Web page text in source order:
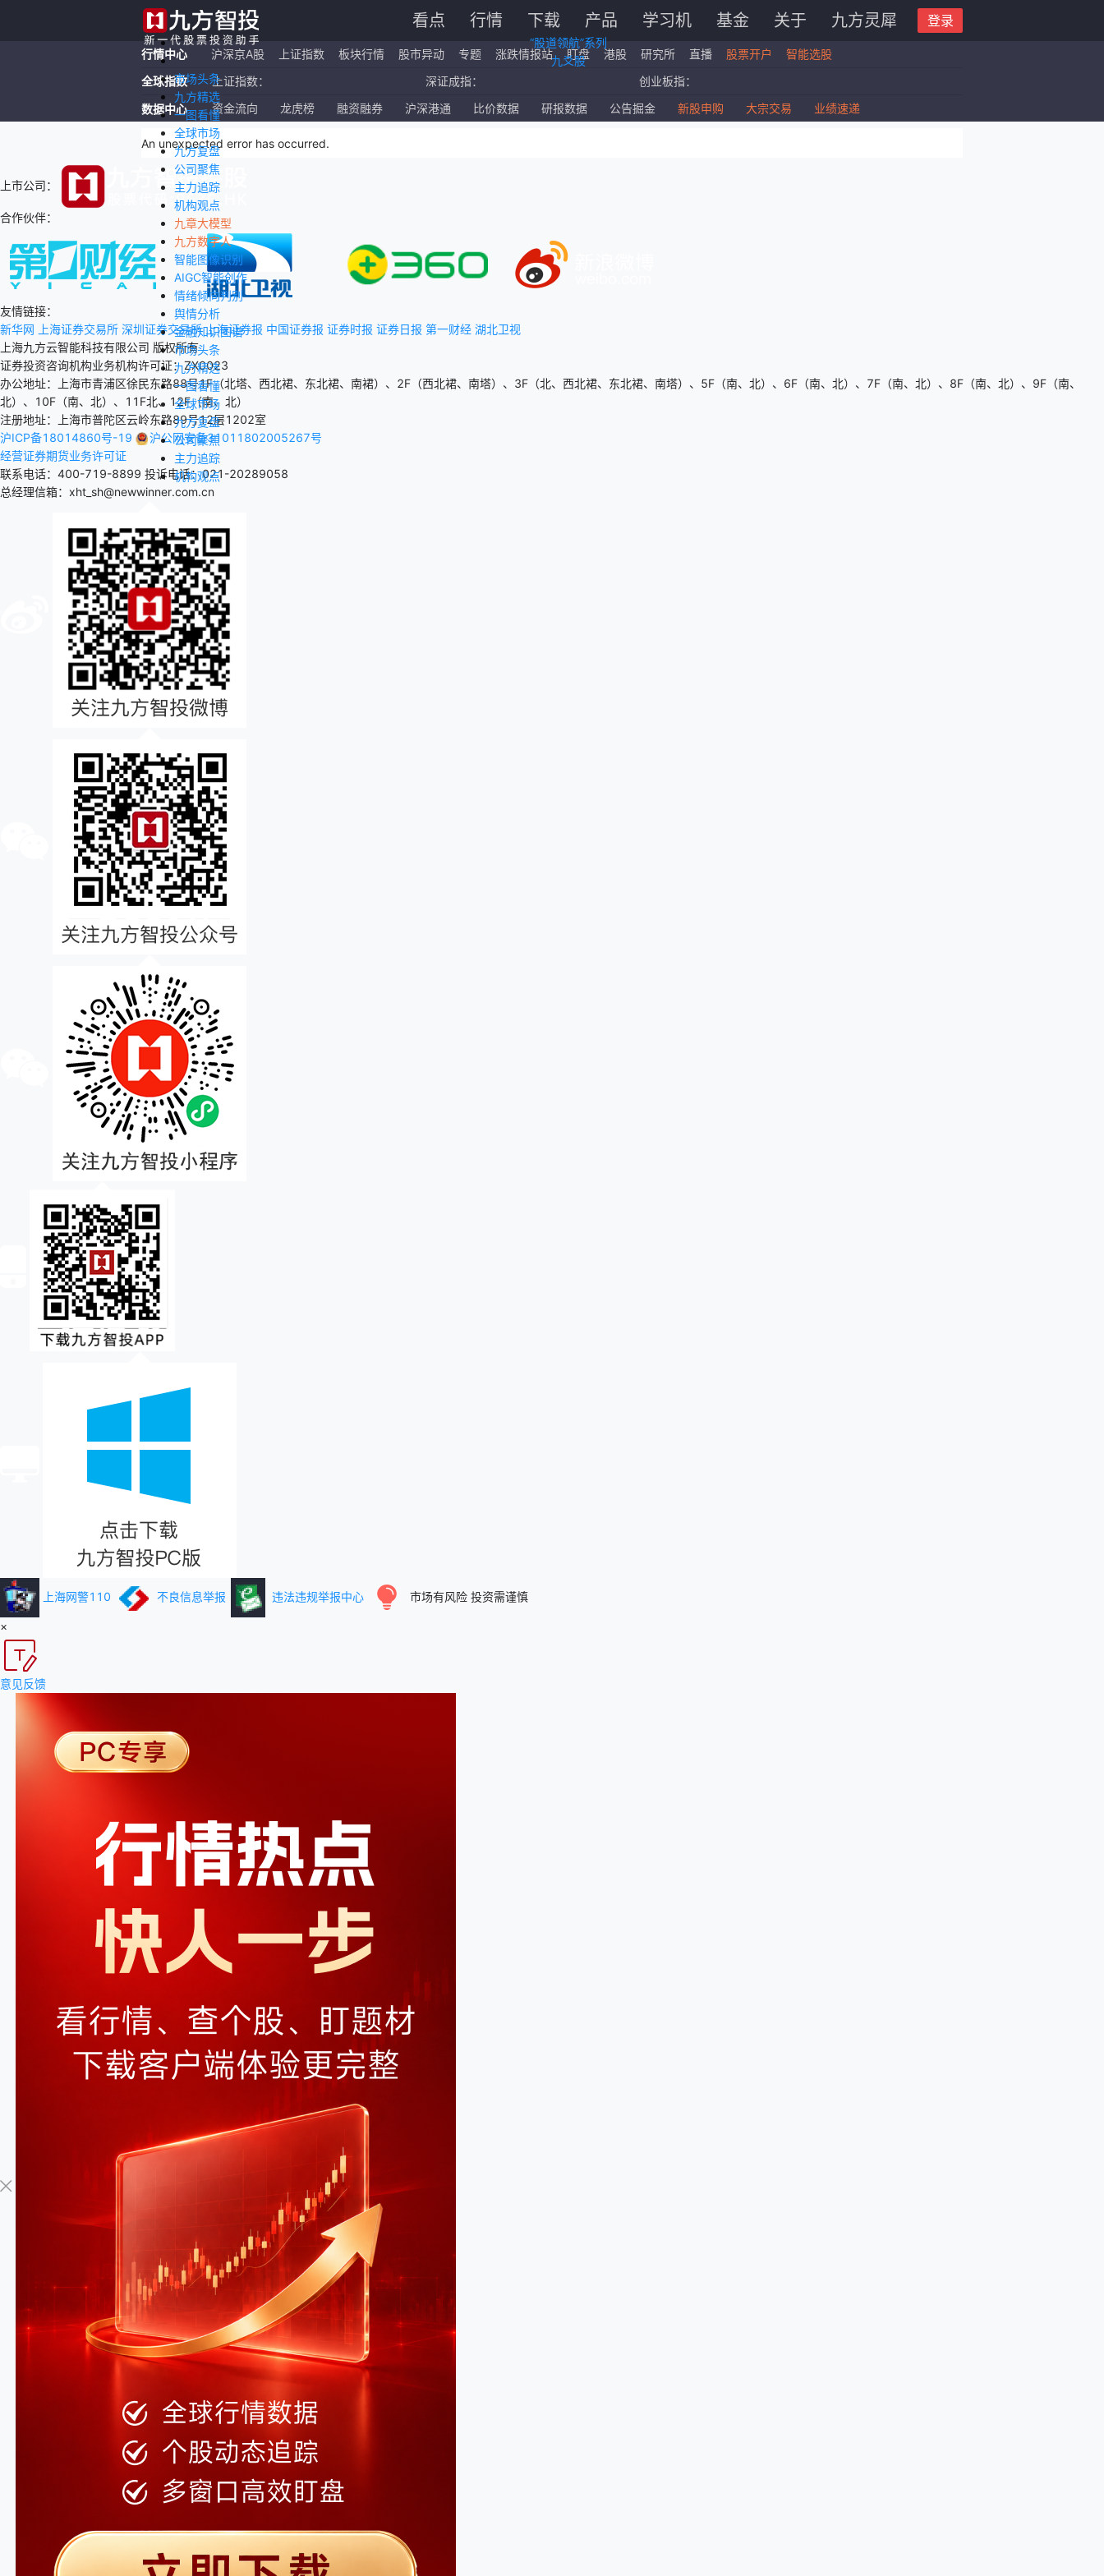
看点 行情 下载 产品 学习机 基金 关于 九方灵犀 登录
“股道领航”系列
九爻股
市场头条
九方精选
一图看懂
全球市场
九方复盘
公司聚焦
主力追踪
机构观点
九章大模型
九方数字人
智能图像识别
AIGC智能创作
情绪倾向判别
舆情分析
金融知识图谱
市场头条
九方精选
一图看懂
全球市场
九方复盘
公司聚焦
主力追踪
机构观点
行情中心 沪深京A股 上证指数 板块行情 股市异动 专题 涨跌情报站 盯盘 港股 研究所 直播 股票开户
智能选股
全球指数
上证指数： 深证成指：
创业板指：
恒生指数：
国企指数：
红筹指数：
纳斯达克ETF：
数据中心 资金流向 龙虎榜 融资融券 沪深港通 比价数据 研报数据 公告掘金 新股申购 大宗交易 业绩速递
An unexpected error has occurred.
上市公司：
合作伙伴：
友情链接：
新华网
上海证券交易所 深圳证券交易所 上海证券报 中国证券报 证券时报 证券日报 第一财经 湖北卫视
上海九方云智能科技有限公司 版权所有
证券投资咨询机构业务机构许可证：ZX0023
办公地址：上海市青浦区徐民东路88号1F（北塔、西北裙、东北裙、南裙）、2F（西北裙、南塔）、3F（北、西北裙、东北裙、南塔）、5F（南、北）、6F（南、北）、7F（南、北）、8F（南、北）、9F（南、
北）、10F（南、北）、11F北、12F（南、北）
注册地址：上海市普陀区云岭东路89号12层1202室
沪ICP备18014860号-19
沪公网安备31011802005267号
经营证券期货业务许可证
联系电话：400-719-8899 投诉电话：021-20289058
总经理信箱：xht_sh@newwinner.com.cn
上海网警110 不良信息举报 违法违规举报中心 市场有风险 投资需谨慎
×
意见反馈